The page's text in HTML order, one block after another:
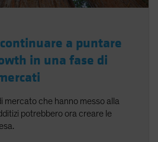
a puntare
in una fase di
mercato che hanno messo alla
potrebbero ora creare le